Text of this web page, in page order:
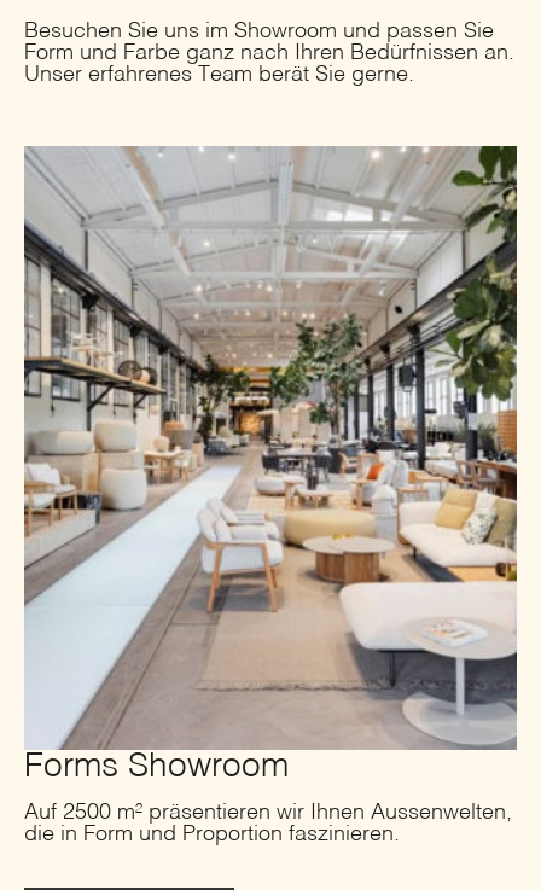
Besuchen Sie uns im Showroom und passen Sie
Form und Farbe ganz nach Ihren Bedürfnissen an.
Unser erfahrenes Team berät Sie gerne.
Forms Showroom
Auf 2500 m² präsentieren wir Ihnen Aussenwelten,
die in Form und Proportion faszinieren.